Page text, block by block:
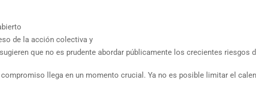
de la acción colectiva y
que no es prudente abordar públicamente los crecientes riesgos
llega en un momento crucial. Ya no es posible limitar el